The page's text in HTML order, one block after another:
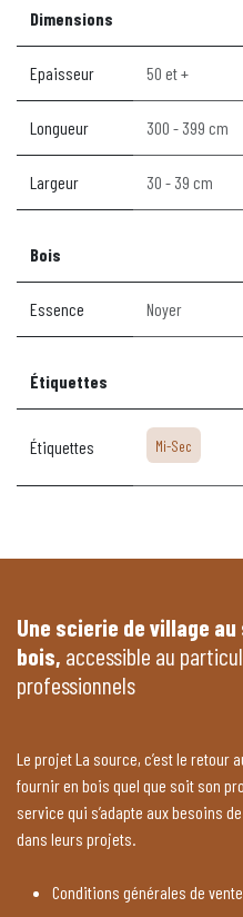
Dimensions
Epaisseur 50 et +
Longueur 300 - 399 cm
Largeur 30 - 39 cm
Bois
Essence Noyer
Étiquettes
Étiquettes Mi-Sec
Une scierie de village
bois, accessible au
professionnels
Le projet La source, c’est le retour
fournir en bois quel que soit son
service qui s’adapte aux besoins
dans leurs projets.
Conditions générales de vente